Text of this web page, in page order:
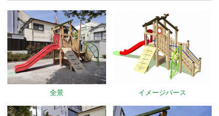
全景 イメージパース